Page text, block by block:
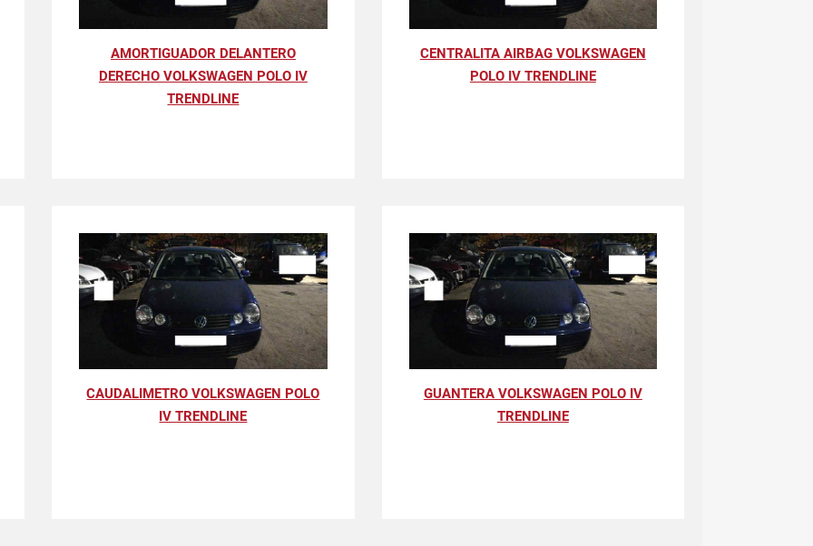
AMORTIGUADOR DELANTERO
DERECHO VOLKSWAGEN POLO IV
TRENDLINE
CENTRALITA AIRBAG VOLKSWAGEN
POLO IV TRENDLINE
CAUDALIMETRO VOLKSWAGEN POLO
IV TRENDLINE
GUANTERA VOLKSWAGEN POLO IV
TRENDLINE